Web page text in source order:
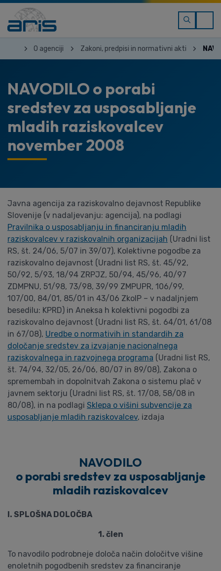
O agenciji Zakoni, predpisi in normativni akti
NAVODILO o porabi
sredstev za usposabljanje
mladih raziskovalcev
november 2008
Javna agencija za raziskovalno dejavnost Republike
Slovenije (v nadaljevanju: agencija), na podlagi
Pravilnika o usposabljanju in financiranju mladih
raziskovalcev v raziskovalnih organizacijah (Uradni list
RS, št. 24/06, 5/07 in 39/07), Kolektivne pogodbe za
raziskovalno dejavnost (Uradni list RS, št. 45/92,
50/92, 5/93, 18/94 ZRPJZ, 50/94, 45/96, 40/97
ZDMPNU, 51/98, 73/98, 39/99 ZMPUPR, 106/99,
107/00, 84/01, 85/01 in 43/06 ZkolP – v nadaljnjem
besedilu: KPRD) in Aneksa h kolektivni pogodbi za
raziskovalno dejavnost (Uradni list RS, št. 64/01, 61/08
in 67/08), Uredbe o normativih in standardih za
določanje sredstev za izvajanje nacionalnega
raziskovalnega in razvojnega programa (Uradni list RS,
št. 74/94, 32/05, 26/06, 80/07 in 89/08), Zakona o
spremembah in dopolnitvah Zakona o sistemu plač v
javnem sektorju (Uradni list RS, št. 17/08, 58/08 in
80/08), in na podlagi Sklepa o višini subvencije za
usposabljanje mladih raziskovalcev, izdaja
NAVODILO
o porabi sredstev za usposabljanje
mladih raziskovalcev
I. SPLOŠNA DOLOČBA
1. člen
To navodilo podrobneje določa način določitve višine
enoletnih pogodbenih sredstev za financiranje